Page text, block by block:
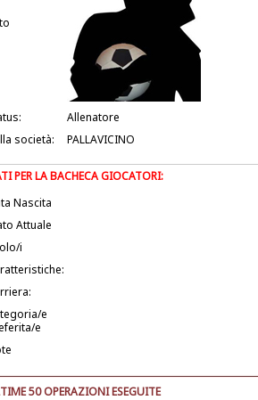
Allenatore
società:
PALLAVICINO
PER LA BACHECA GIOCATORI:
Nascita
Attuale
i
e
e
50 OPERAZIONI ESEGUITE